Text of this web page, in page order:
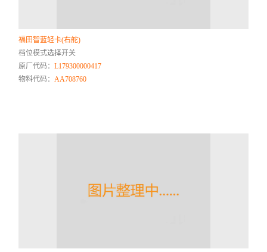
福田智蓝轻卡(右舵)
档位模式选择开关
原厂代码：L179300000417
物料代码： AA708760